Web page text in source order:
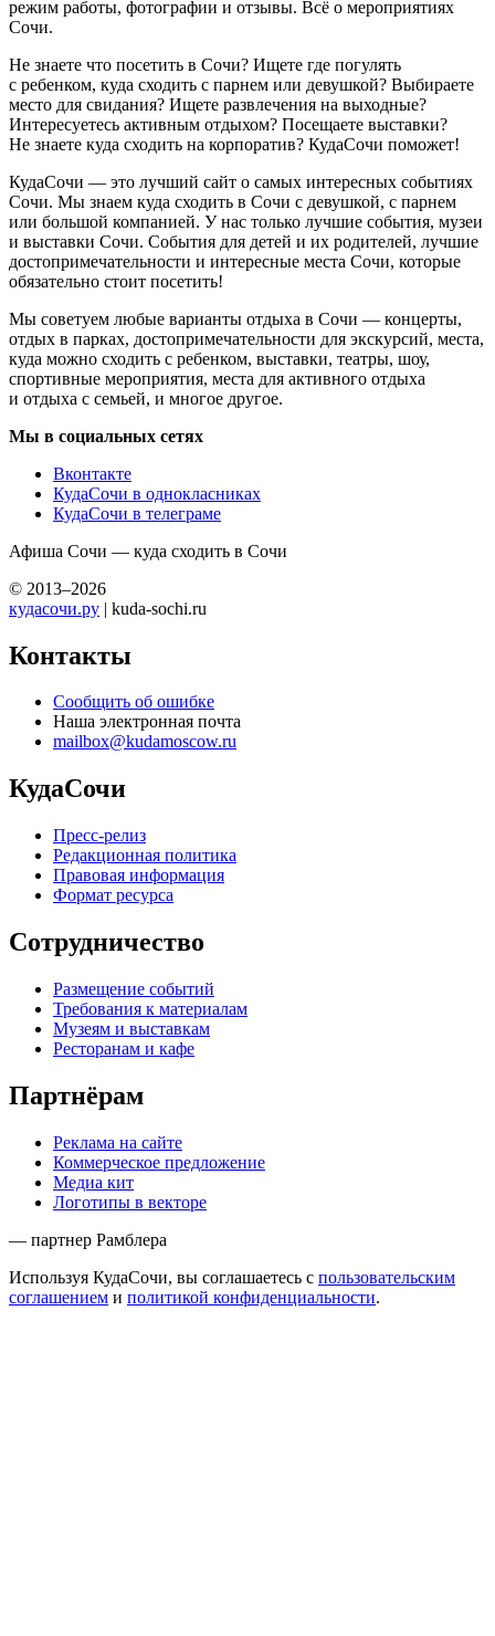
режим работы, фотографии и отзывы. Всё о мероприятиях
Сочи.
Не знаете что посетить в Сочи? Ищете где погулять
с ребенком, куда сходить с парнем или девушкой? Выбираете
место для свидания? Ищете развлечения на выходные?
Интересуетесь активным отдыхом? Посещаете выставки?
Не знаете куда сходить на корпоратив? КудаСочи поможет!
КудаСочи — это лучший сайт о самых интересных событиях
Сочи. Мы знаем куда сходить в Сочи с девушкой, с парнем
или большой компанией. У нас только лучшие события, музеи
и выставки Сочи. События для детей и их родителей, лучшие
достопримечательности и интересные места Сочи, которые
обязательно стоит посетить!
Мы советуем любые варианты отдыха в Сочи — концерты,
отдых в парках, достопримечательности для экскурсий, места,
куда можно сходить с ребенком, выставки, театры, шоу,
спортивные мероприятия, места для активного отдыха
и отдыха с семьей, и многое другое.
Мы в социальных сетях
Вконтакте
КудаСочи в однокласниках
КудаСочи в телеграме
Афиша Сочи — куда сходить в Сочи
© 2013–2026
кудасочи.ру | kuda-sochi.ru
Контакты
Сообщить об ошибке
Наша электронная почта
mailbox@kudamoscow.ru
КудаСочи
Пресс-релиз
Редакционная политика
Правовая информация
Формат ресурса
Сотрудничество
Размещение событий
Требования к материалам
Музеям и выставкам
Ресторанам и кафе
Партнёрам
Реклама на сайте
Коммерческое предложение
Медиа кит
Логотипы в векторе
— партнер Рамблера
Используя КудаСочи, вы соглашаетесь с пользовательским
соглашением и политикой конфиденциальности.